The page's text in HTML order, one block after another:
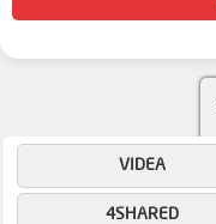
VIDEA
4SHARED